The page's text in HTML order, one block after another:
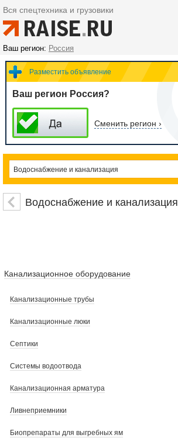
Вся спецтехника и грузовики
Ваш регион: Россия
Разместить объявление
Ваш регион Россия?
Сменить регион ›
Водоснабжение и канализация
Канализационное оборудование
Канализационные трубы
Канализационные люки
Септики
Системы водоотвода
Канализационная арматура
Ливнеприемники
Биопрепараты для выгребных ям